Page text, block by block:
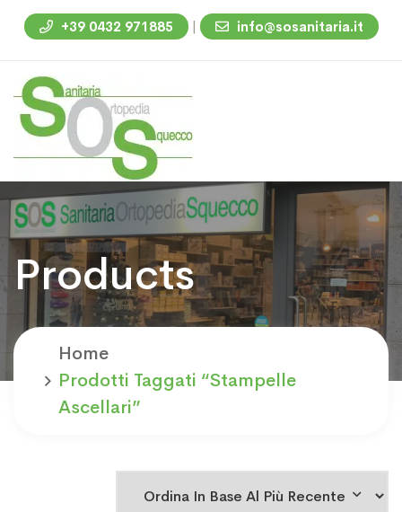
+39 0432 971885 | info@sosanitaria.it
Products
Home
Prodotti Taggati “stampelle
Ascellari”